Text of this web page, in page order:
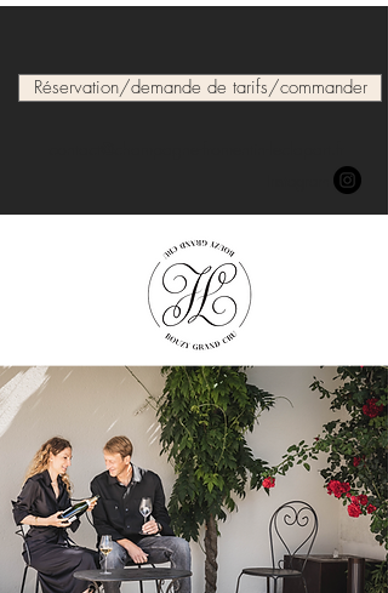
Réservation/demande de tarifs/commander